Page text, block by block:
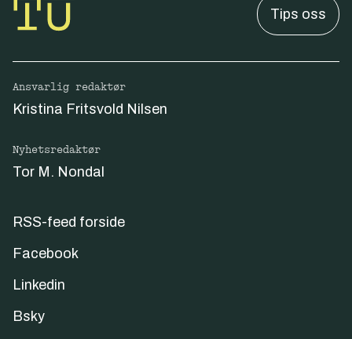
Tips oss
Ansvarlig redaktør
Kristina Fritsvold Nilsen
Nyhetsredaktør
Tor M. Nondal
RSS-feed forside
Facebook
Linkedin
Bsky